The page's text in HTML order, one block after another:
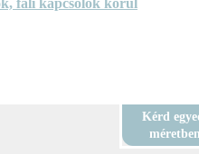
fali kapcsolók körül
Kérd